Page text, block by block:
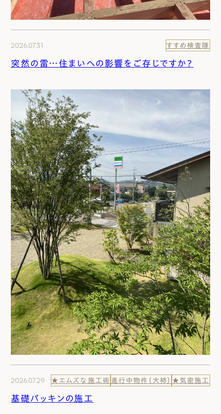
2026.07.31 すすめ検査隊
突然の雷…住まいへの影響をご存じですか？
2026.07.29 ★エムズな施工術 進行中物件（大柿） ★気密施工
基礎パッキンの施工